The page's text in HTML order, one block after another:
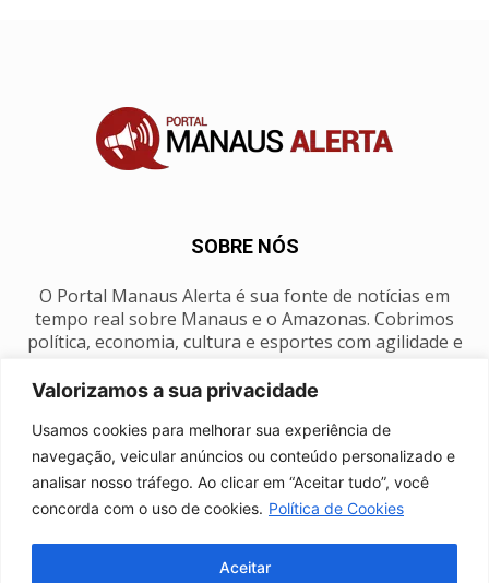
Valorizamos a sua privacidade
Usamos cookies para melhorar sua experiência de
navegação, veicular anúncios ou conteúdo personalizado e
analisar nosso tráfego. Ao clicar em “Aceitar tudo”, você
concorda com o uso de cookies. Política de Cookies
Aceitar
SOBRE NÓS
O Portal Manaus Alerta é sua fonte de notícias em
tempo real sobre Manaus e o Amazonas. Cobrimos
política, economia, cultura e esportes com agilidade e
SIGA-NOS